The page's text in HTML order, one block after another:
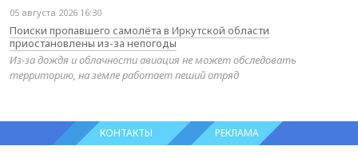
05 августа 2026 16:30
Поиски пропавшего самолёта в Иркутской области
приостановлены из-за непогоды
Из-за дождя и облачности авиация не может обследовать
территорию, на земле работает пеший отряд
КОНТАКТЫ РЕКЛАМА